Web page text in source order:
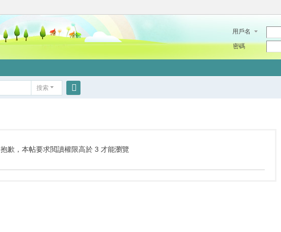
用戶名
密碼
搜索
抱歉，本帖要求閲讀權限高於 3 才能瀏覽